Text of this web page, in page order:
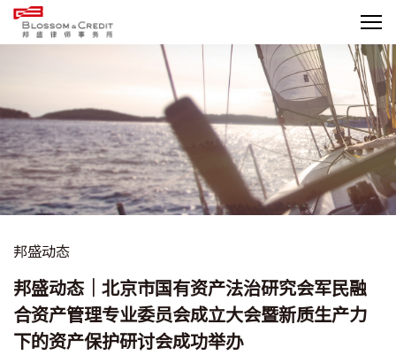
邦盛动态
邦盛动态｜北京市国有资产法治研究会军民融
合资产管理专业委员会成立大会暨新质生产力
下的资产保护研讨会成功举办